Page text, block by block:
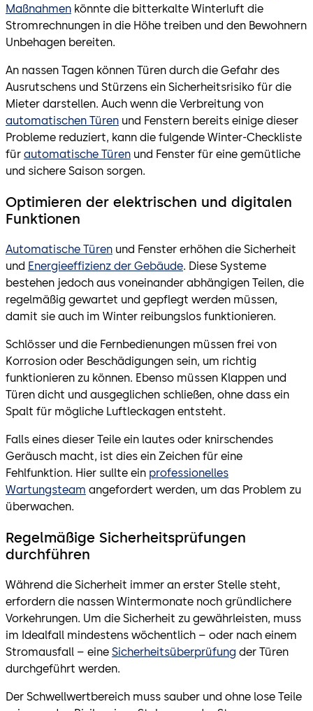
Maßnahmen könnte die bitterkalte Winterluft die
Stromrechnungen in die Höhe treiben und den Bewohnern
Unbehagen bereiten.
An nassen Tagen können Türen durch die Gefahr des
Ausrutschens und Stürzens ein Sicherheitsrisiko für die
Mieter darstellen. Auch wenn die Verbreitung von
automatischen Türen und Fenstern bereits einige dieser
Probleme reduziert, kann die fulgende Winter-Checkliste
für automatische Türen und Fenster für eine gemütliche
und sichere Saison sorgen.
Optimieren der elektrischen und digitalen
Funktionen
Automatische Türen und Fenster erhöhen die Sicherheit
und Energieeffizienz der Gebäude. Diese Systeme
bestehen jedoch aus voneinander abhängigen Teilen, die
regelmäßig gewartet und gepflegt werden müssen,
damit sie auch im Winter reibungslos funktionieren.
Schlösser und die Fernbedienungen müssen frei von
Korrosion oder Beschädigungen sein, um richtig
funktionieren zu können. Ebenso müssen Klappen und
Türen dicht und ausgeglichen schließen, ohne dass ein
Spalt für mögliche Luftleckagen entsteht.
Falls eines dieser Teile ein lautes oder knirschendes
Geräusch macht, ist dies ein Zeichen für eine
Fehlfunktion. Hier sullte ein professionelles
Wartungsteam angefordert werden, um das Problem zu
überwachen.
Regelmäßige Sicherheitsprüfungen
durchführen
Während die Sicherheit immer an erster Stelle steht,
erfordern die nassen Wintermonate noch gründlichere
Vorkehrungen. Um die Sicherheit zu gewährleisten, muss
im Idealfall mindestens wöchentlich – oder nach einem
Stromausfall – eine Sicherheitsüberprüfung der Türen
durchgeführt werden.
Der Schwellwertbereich muss sauber und ohne lose Teile